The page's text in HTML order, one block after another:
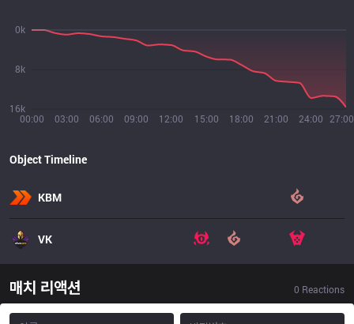
00:00 03:00 06:00 09:00 12:00 15:00 18:00 21:00 24:00 27:00
16k
8k
0k
Object Timeline
KBM
VK
매치 리액션 0 Reactions